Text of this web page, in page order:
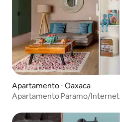
Apartamento ⋅ Oaxaca
Apartamento Paramo/Internet